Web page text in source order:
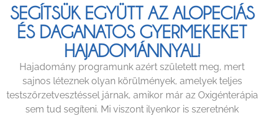
SEGÍTSÜK EGYÜTT AZ ALOPECIÁS
ÉS DAGANATOS GYERMEKEKET
HAJADOMÁNNYAL!
Hajadomány programunk azért született meg, mert
sajnos léteznek olyan körülmények, amelyek teljes
testszőrzetvesztéssel járnak, amikor már az Oxigénterápia
sem tud segíteni. Mi viszont ilyenkor is szeretnénk